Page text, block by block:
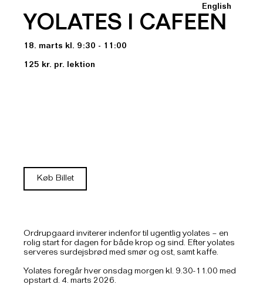
English
YOLATES I CAFEEN
18. marts kl. 9:30 - 11:00
125 kr. pr. lektion
Køb Billet
Ordrupgaard inviterer indenfor til ugentlig yolates – en
rolig start for dagen for både krop og sind. Efter yolates
serveres surdejsbrød med smør og ost, samt kaffe.
Yolates foregår hver onsdag morgen kl. 9.30-11.00 med
opstart d. 4. marts 2026.